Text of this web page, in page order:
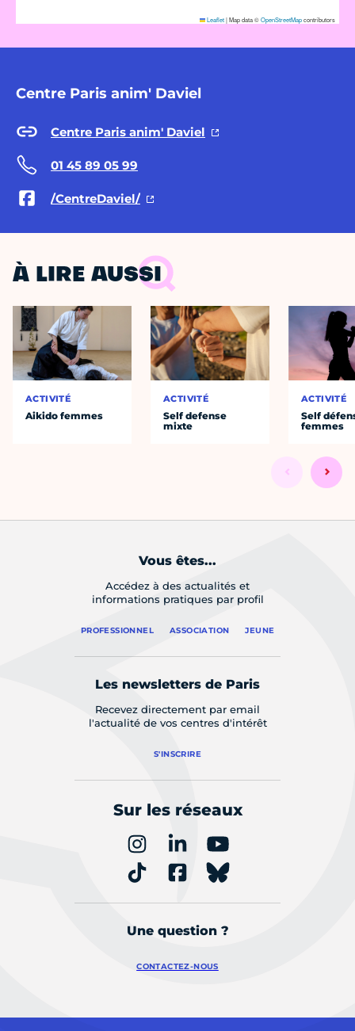
Leaflet|Map data ©OpenStreetMapcontributors
Centre Paris anim' Daviel
Centre Paris anim' Daviel
01 45 89 05 99
/CentreDaviel/
À LIRE AUSSI
ACTIVITÉ
Aikido femmes
ACTIVITÉ
Self defense
mixte
ACTIVITÉ
Self
femmes
Vous êtes...
Accédez à des actualités et
informations pratiques par profil
PROFESSIONNEL ASSOCIATION JEUNE
Les newsletters de Paris
Recevez directement par email
l'actualité de vos centres d'intérêt
S'INSCRIRE
Sur les réseaux
Une question ?
CONTACTEZ-NOUS